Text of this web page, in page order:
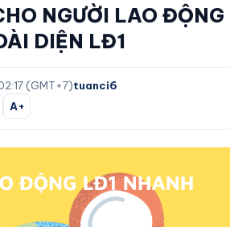
NGƯỜI LAO ĐỘNG
DIỆN LĐ1
(GMT+7)tuanci6
A+